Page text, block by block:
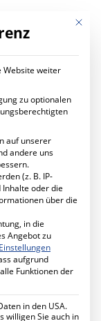
Mit
Website weiter
zu optionalen
auf unserer
andere uns
(z. B. IP-
oder die
über die
in die
Angebot zu
Einstellungen
aufgrund
Funktionen der
in den USA.
willigen Sie auch in